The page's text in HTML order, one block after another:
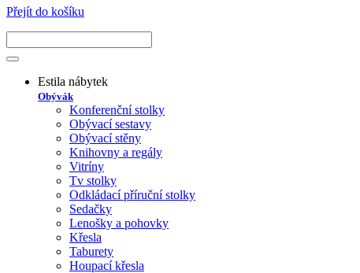
Přejít do košíku
Estila nábytek
Obývák
Konferenční stolky
Obývací sestavy
Obývací stěny
Knihovny a regály
Vitríny
Tv stolky
Odkládací příruční stolky
Sedačky
Lenošky a pohovky
Křesla
Taburety
Houpací křesla